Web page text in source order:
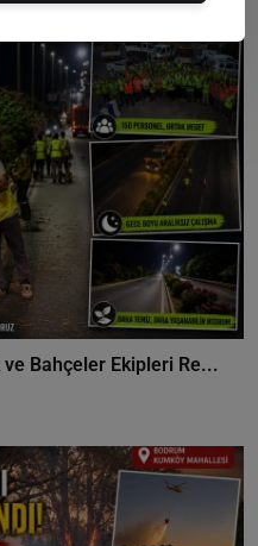
ve Bahçeler Ekipleri Re...